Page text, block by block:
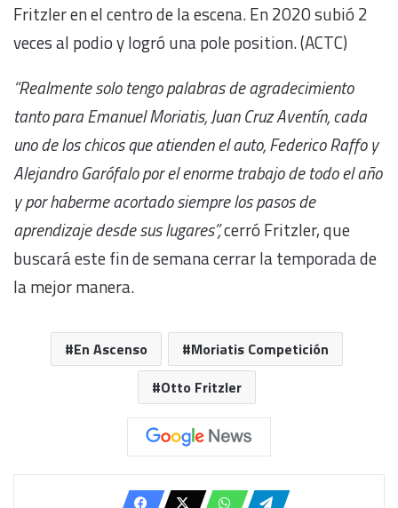
Fritzler en el centro de la escena. En 2020 subió 2
veces al podio y logró una pole position. (ACTC)
“Realmente solo tengo palabras de agradecimiento
tanto para Emanuel Moriatis, Juan Cruz Aventín, cada
uno de los chicos que atienden el auto, Federico Raffo y
Alejandro Garófalo por el enorme trabajo de todo el año
y por haberme acortado siempre los pasos de
aprendizaje desde sus lugares”,cerró Fritzler, que
buscará este fin de semana cerrar la temporada de
la mejor manera.
En Ascenso
Moriatis Competición
Otto Fritzler